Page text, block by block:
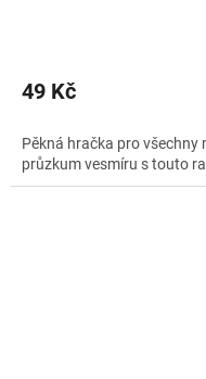
49 Kč
Pěkná hračka pro všechny
průzkum vesmíru s touto